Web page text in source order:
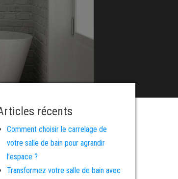
récents
Comment choisir le carrelage de
votre salle de bain pour agrandir
l’espace ?
Transformez votre salle de bain avec